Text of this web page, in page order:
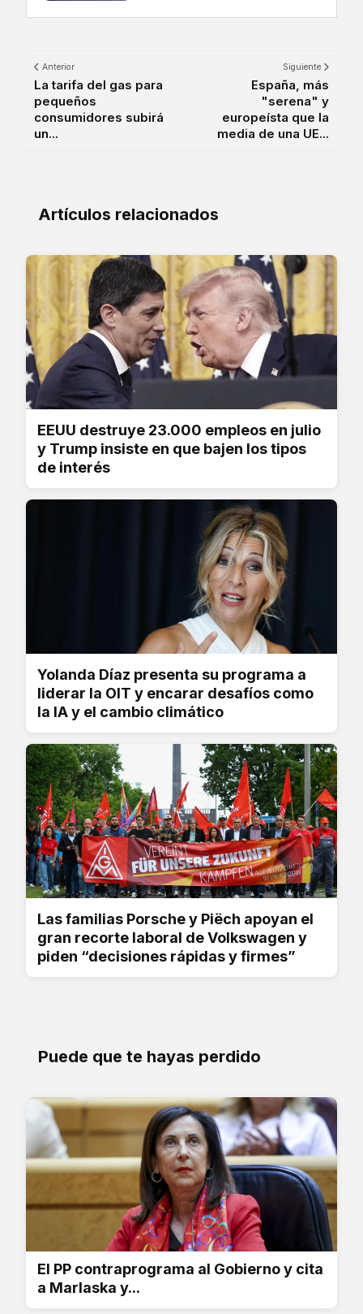
Anterior
La tarifa del gas para
pequeños
consumidores subirá
un...
Siguiente
España, más
"serena" y
europeísta que la
media de una UE...
Artículos relacionados
EEUU destruye 23.000 empleos en julio
y Trump insiste en que bajen los tipos
de interés
Yolanda Díaz presenta su programa a
liderar la OIT y encarar desafíos como
la IA y el cambio climático
Las familias Porsche y Piëch apoyan el
gran recorte laboral de Volkswagen y
piden “decisiones rápidas y firmes”
Puede que te hayas perdido
El PP contraprograma al Gobierno y cita
a Marlaska y...